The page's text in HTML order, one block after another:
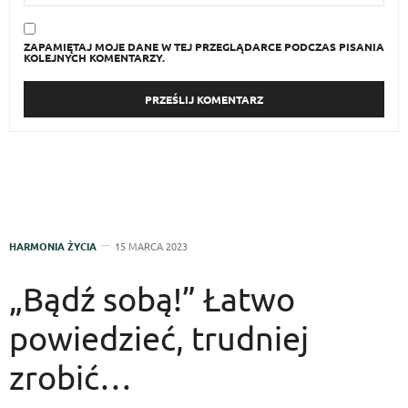
ZAPAMIĘTAJ MOJE DANE W TEJ PRZEGLĄDARCE PODCZAS PISANIA
KOLEJNYCH KOMENTARZY.
HARMONIA ŻYCIA 15 MARCA 2023
„Bądź sobą!” Łatwo
powiedzieć, trudniej
zrobić…